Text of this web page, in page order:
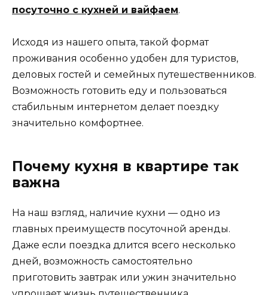
посуточно с кухней и вайфаем.
Исходя из нашего опыта, такой формат
проживания особенно удобен для туристов,
деловых гостей и семейных путешественников.
Возможность готовить еду и пользоваться
стабильным интернетом делает поездку
значительно комфортнее.
Почему кухня в квартире так
важна
На наш взгляд, наличие кухни — одно из
главных преимуществ посуточной аренды.
Даже если поездка длится всего несколько
дней, возможность самостоятельно
приготовить завтрак или ужин значительно